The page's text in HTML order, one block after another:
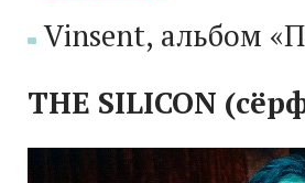
Vinsent, альбом
THE SILICON